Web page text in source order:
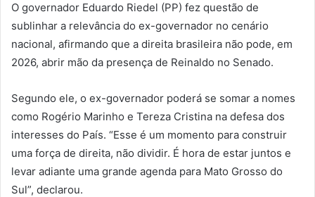
O governador Eduardo Riedel (PP) fez questão de
sublinhar a relevância do ex-governador no cenário
nacional, afirmando que a direita brasileira não pode, em
2026, abrir mão da presença de Reinaldo no Senado.
Segundo ele, o ex-governador poderá se somar a nomes
como Rogério Marinho e Tereza Cristina na defesa dos
interesses do País. “Esse é um momento para construir
uma força de direita, não dividir. É hora de estar juntos e
levar adiante uma grande agenda para Mato Grosso do
Sul”, declarou.